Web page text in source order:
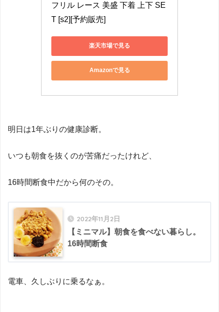
フリル レース 美盛 下着 上下 SE
T [s2][予約販売]
楽天市場で見る
Amazonで見る
明日は1年ぶりの健康診断。
いつも朝食を抜くのが苦痛だったけれど、
16時間断食中だから何のその。
2022年11月2日
【ミニマル】朝食を食べない暮らし。
16時間断食
電車、久しぶりに乗るなぁ。